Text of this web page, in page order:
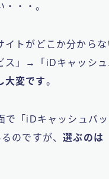
・・。
イトがどこか分からな
ス」→「iDキャッシュ
大変です。
で「iDキャッシュバ
のですが、選ぶのは